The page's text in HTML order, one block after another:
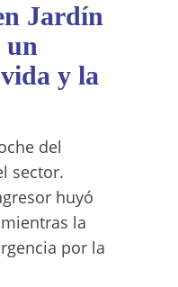
Jardín
un
y la
del
sector.
huyó
la
por la